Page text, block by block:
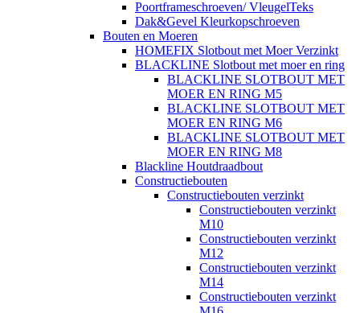
Poortframeschroeven/ VleugelTeks
Dak&Gevel Kleurkopschroeven
Bouten en Moeren
HOMEFIX Slotbout met Moer Verzinkt
BLACKLINE Slotbout met moer en ring
BLACKLINE SLOTBOUT MET
MOER EN RING M5
BLACKLINE SLOTBOUT MET
MOER EN RING M6
BLACKLINE SLOTBOUT MET
MOER EN RING M8
Blackline Houtdraadbout
Constructiebouten
Constructiebouten verzinkt
Constructiebouten verzinkt
M10
Constructiebouten verzinkt
M12
Constructiebouten verzinkt
M14
Constructiebouten verzinkt